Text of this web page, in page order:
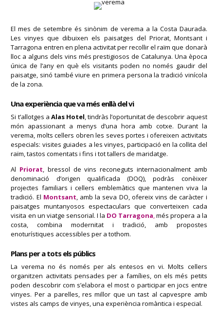
El mes de setembre és sinònim de verema a la Costa Daurada.
Les vinyes que dibuixen els paisatges del Priorat, Montsant i
Tarragona entren en plena activitat per recollir el raïm que donarà
lloc a alguns dels vins més prestigiosos de Catalunya. Una època
única de l’any en què els visitants poden no només gaudir del
paisatge, sinó també viure en primera persona la tradició vinícola
de la zona.
Una experiència que va més enllà del vi
Si t’allotges a Alas Hotel, tindràs l’oportunitat de descobrir aquest
món apassionant a menys d’una hora amb cotxe. Durant la
verema, molts cellers obren les seves portes i ofereixen activitats
especials: visites guiades a les vinyes, participació en la collita del
raïm, tastos comentats i fins i tot tallers de maridatge.
Al Priorat, bressol de vins reconeguts internacionalment amb
denominació d’origen qualificada (DOQ), podràs conèixer
projectes familiars i cellers emblemàtics que mantenen viva la
tradició. El Montsant, amb la seva DO, ofereix vins de caràcter i
paisatges muntanyosos espectaculars que converteixen cada
visita en un viatge sensorial. I la DO Tarragona,més propera a la
costa, combina modernitat i tradició, amb propostes
enoturístiques accessibles per a tothom.
Plans per a tots els públics
La verema no és només per als entesos en vi. Molts cellers
organitzen activitats pensades per a famílies, on els més petits
poden descobrir com s’elabora el most o participar en jocs entre
vinyes. Per a parelles, res millor que un tast al capvespre amb
vistes als camps de vinyes, una experiència romàntica i especial.